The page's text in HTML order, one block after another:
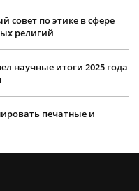
совет по этике в сфере
религий
научные итоги 2025 года
печатные и